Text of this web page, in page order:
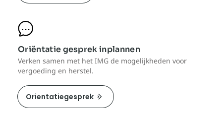
Oriëntatie gesprek inplannen
Verken samen met het IMG de mogelijkheden voor
vergoeding en herstel.
Orientatiegesprek